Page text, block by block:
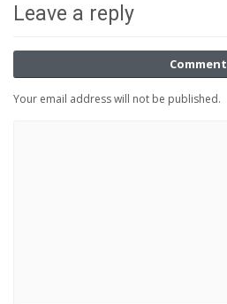
Leave a reply
Comment
Your email address will not be published.